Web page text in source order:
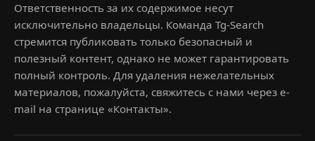
Ответственность за их содержимое несут
исключительно владельцы. Команда Tg-Search
стремится публиковать только безопасный и
полезный контент, однако не может гарантировать
полный контроль. Для удаления нежелательных
материалов, пожалуйста, свяжитесь с нами через e-
mail на странице «Контакты».